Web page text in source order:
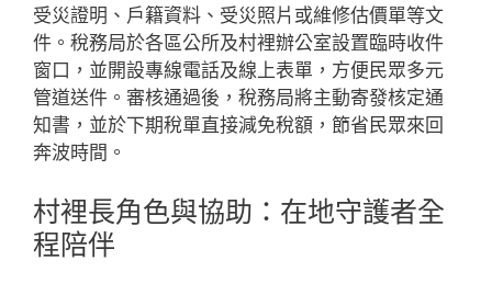
受災證明、戶籍資料、受災照片或維修估價單等文
件。稅務局於各區公所及村裡辦公室設置臨時收件
窗口，並開設專線電話及線上表單，方便民眾多元
管道送件。審核通過後，稅務局將主動寄發核定通
知書，並於下期稅單直接減免稅額，節省民眾來回
奔波時間。
村裡長角色與協助：在地守護者全
程陪伴